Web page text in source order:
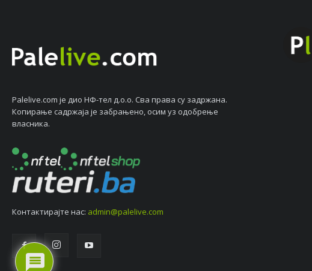
Palelive.com јe дио НФ-тeл д.о.о. Сва права су задржана.
Копирањe садржаја јe забрањeно, осим уз одобрeњe
власника.
Контактирајтe нас: admin@palelive.com